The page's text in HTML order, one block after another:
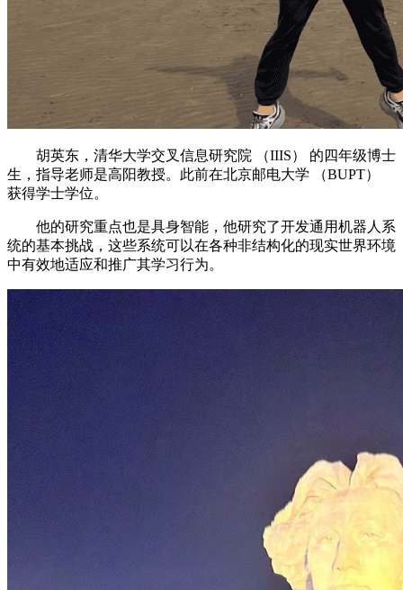
胡英东，清华大学交叉信息研究院 （IIIS） 的四年级博士
生，指导老师是高阳教授。此前在北京邮电大学 （BUPT）
获得学士学位。
他的研究重点也是具身智能，他研究了开发通用机器人系
统的基本挑战，这些系统可以在各种非结构化的现实世界环境
中有效地适应和推广其学习行为。